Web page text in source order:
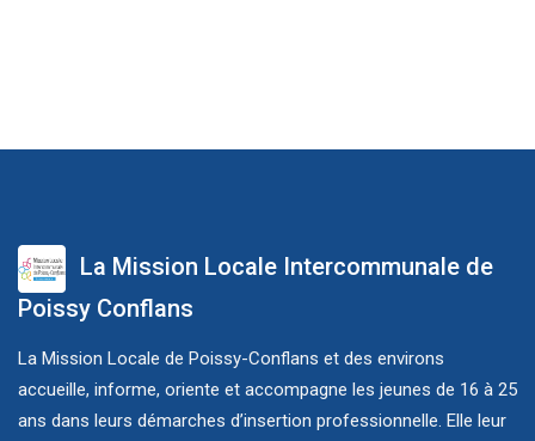
La Mission Locale Intercommunale de
Poissy Conflans
La Mission Locale de Poissy-Conflans et des environs
accueille, informe, oriente et accompagne les jeunes de 16 à 25
ans dans leurs démarches d’insertion professionnelle. Elle leur